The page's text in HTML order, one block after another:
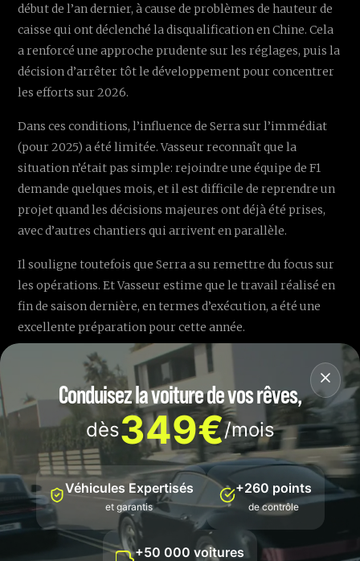
début de l’an dernier, à cause de problèmes de hauteur de
caisse qui ont déclenché la disqualification en Chine. Cela
a renforcé une approche prudente sur les réglages, puis la
décision d’arrêter tôt le développement pour concentrer
les efforts sur 2026.
Dans ces conditions, l’influence de Serra sur l’immédiat
(pour 2025) a été limitée. Vasseur reconnaît que la
situation n’était pas simple: rejoindre une équipe de F1
demande quelques mois, et il est difficile de reprendre un
projet quand les décisions majeures ont déjà été prises,
avec d’autres chantiers qui arrivent en parallèle.
Il souligne toutefois que Serra a su remettre du focus sur
les opérations. Et Vasseur estime que le travail réalisé en
fin de saison dernière, en termes d’exécution, a été une
excellente préparation pour cette année.
La qualité qui ressort le plus, selon Vasseur, est la
compétitivité de Serra: ne jamais accepter autre chose
que pousser « tout » à la limite. Il rappelle aussi son
expérience, issue de la course, du travail en piste et des
opérations, avec un passage chez Michelin (où Serra était
ingénieur jusqu’au départ de Michelin de la F1 en 2006).
Vasseur le décrit comme un vrai « racer », à la chasse aux
derniers millièmes partout, et un moteur important
pour l’équipe.
Conduisez la voiture de vos rêves,
dès349€/mois
Véhicules Expertisés
et garantis
+260 points
de contrôle
+50 000 voitures